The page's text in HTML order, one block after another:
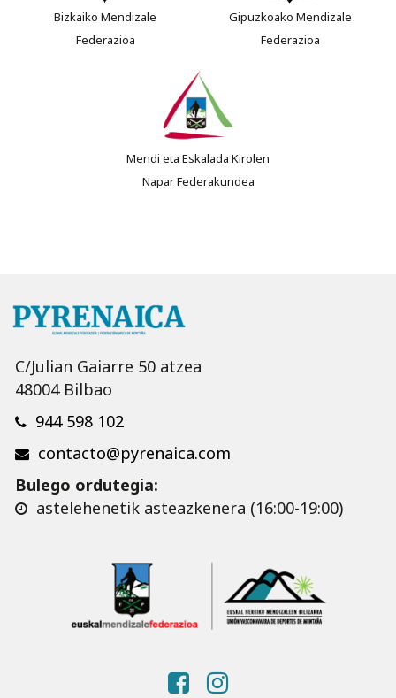
Bizkaiko Mendizale
Federazioa
Gipuzkoako Mendizale
Federazioa
Mendi eta Eskalada Kirolen
Napar Federakundea
C/Julian Gaiarre 50 atzea
48004 Bilbao
944 598 102
contacto@pyrenaica.com
Bulego ordutegia:
astelehenetik asteazkenera (16:00-19:00)